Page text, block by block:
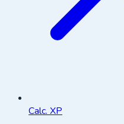
Calc. XP